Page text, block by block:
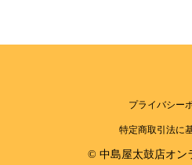
プライバシー
特定商取引法に
© 中島屋太鼓店オン